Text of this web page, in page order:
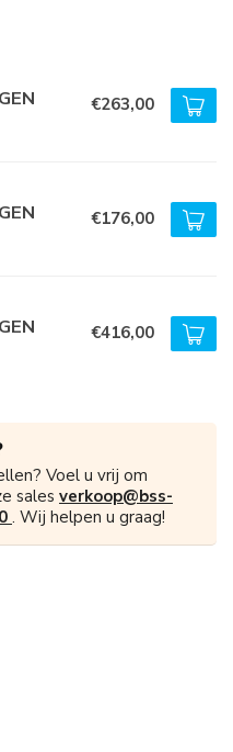
€263,00
€176,00
€416,00
Voel u vrij om
sales verkoop@bss-
. Wij helpen u graag!